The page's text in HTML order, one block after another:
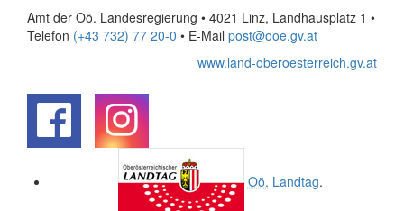
Amt der Oö. Landesregierung • 4021 Linz, Landhausplatz 1 •
Telefon (+43 732) 77 20-0 • E-Mail post@ooe.gv.at
www.land-oberoesterreich.gv.at
Oö. Landtag.